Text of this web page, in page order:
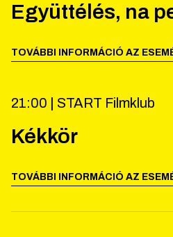
Együttélés, na
TOVÁBBI INFORMÁCIÓ AZ
21:00 | START Filmklub
Kékkör
TOVÁBBI INFORMÁCIÓ AZ